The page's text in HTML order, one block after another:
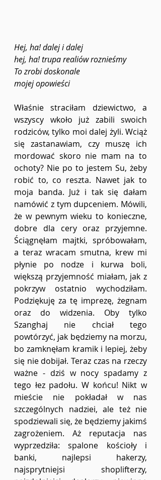
Hej, ha! dalej i dalej
hej, ha! trupa realiów roznieśmy
To zrobi doskonale
mojej opowieści
Właśnie straciłam dziewictwo, a
wszyscy wkoło już zabili swoich
rodziców, tylko moi dalej żyli. Wciąż
się zastanawiam, czy muszę ich
mordować skoro nie mam na to
ochoty? Nie po to jestem Su, żeby
robić to, co reszta. Nawet jak to
moja banda. Już i tak się dałam
namówić z tym dupceniem. Mówili,
że w pewnym wieku to konieczne,
dobre dla cery oraz przyjemne.
Ściągnęłam majtki, spróbowałam,
a teraz wracam smutna, krew mi
płynie po nodze i kurwa boli,
większą przyjemność miałam, jak z
pokrzyw ostatnio wychodziłam.
Podziękuję za tę imprezę, żegnam
oraz do widzenia. Oby tylko
Szanghaj nie chciał tego
powtórzyć, jak będziemy na morzu,
bo zamknęłam kramik i lepiej, żeby
się nie dobijał. Teraz czas na rzeczy
ważne - dziś w nocy spadamy z
tego łez padołu. W końcu! Nikt w
mieście nie pokładał w nas
szczególnych nadziei, ale też nie
spodziewali się, że będziemy jakimś
zagrożeniem. Aż reputacja nas
wyprzedziła: spalone kościoły i
banki, najlepsi hakerzy,
najsprytniejsi shoplifterzy,